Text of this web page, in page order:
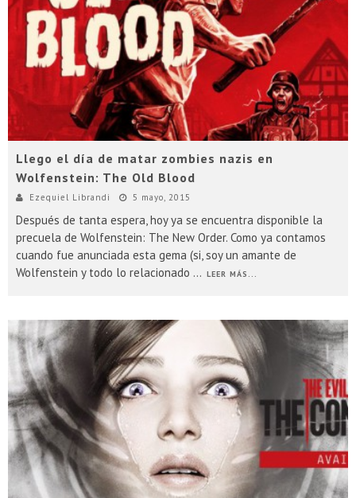
Llego el día de matar zombies nazis en
Wolfenstein: The Old Blood
Ezequiel Librandi 5 mayo, 2015
Después de tanta espera, hoy ya se encuentra disponible la
precuela de Wolfenstein: The New Order. Como ya contamos
cuando fue anunciada esta gema (si, soy un amante de
Wolfenstein y todo lo relacionado ... LEER MÁS...